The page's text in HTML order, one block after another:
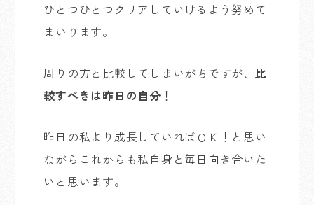
ひとつひとつクリアしていけるよう努めて
まいります。
周りの方と比較してしまいがちですが、 比
較すべきは昨日の自分 ！
昨日の私より成長していればＯＫ！と思い
ながらこれからも私自身と毎日向き合いた
いと思います。